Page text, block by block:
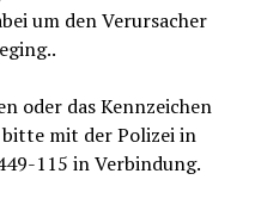
um den Verursacher
oder das Kennzeichen
bitte mit der Polizei in
115 in Verbindung.